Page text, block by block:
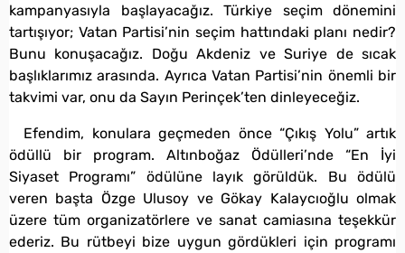
kampanyasıyla başlayacağız. Türkiye seçim dönemini
tartışıyor; Vatan Partisi’nin seçim hattındaki planı nedir?
Bunu konuşacağız. Doğu Akdeniz ve Suriye de sıcak
başlıklarımız arasında. Ayrıca Vatan Partisi’nin önemli bir
takvimi var, onu da Sayın Perinçek’ten dinleyeceğiz.
Efendim, konulara geçmeden önce “Çıkış Yolu” artık
ödüllü bir program. Altınboğaz Ödülleri’nde “En İyi
Siyaset Programı” ödülüne layık görüldük. Bu ödülü
veren başta Özge Ulusoy ve Gökay Kalaycıoğlu olmak
üzere tüm organizatörlere ve sanat camiasına teşekkür
ederiz. Bu rütbeyi bize uygun gördükleri için programı